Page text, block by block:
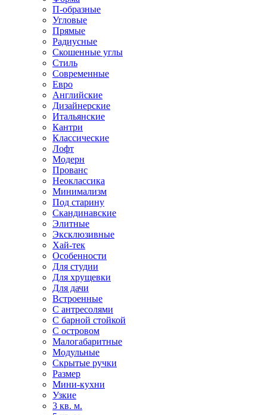
П-образные
Угловые
Прямые
Радиусные
Скошенные углы
Стиль
Современные
Евро
Английские
Дизайнерские
Итальянские
Кантри
Классические
Лофт
Модерн
Прованс
Неоклассика
Минимализм
Под старину
Скандинавские
Элитные
Эксклюзивные
Хай-тек
Особенности
Для студии
Для хрущевки
Для дачи
Встроенные
С антресолями
С барной стойкой
С островом
Малогабаритные
Модульные
Скрытые ручки
Размер
Мини-кухни
Узкие
3 кв. м.